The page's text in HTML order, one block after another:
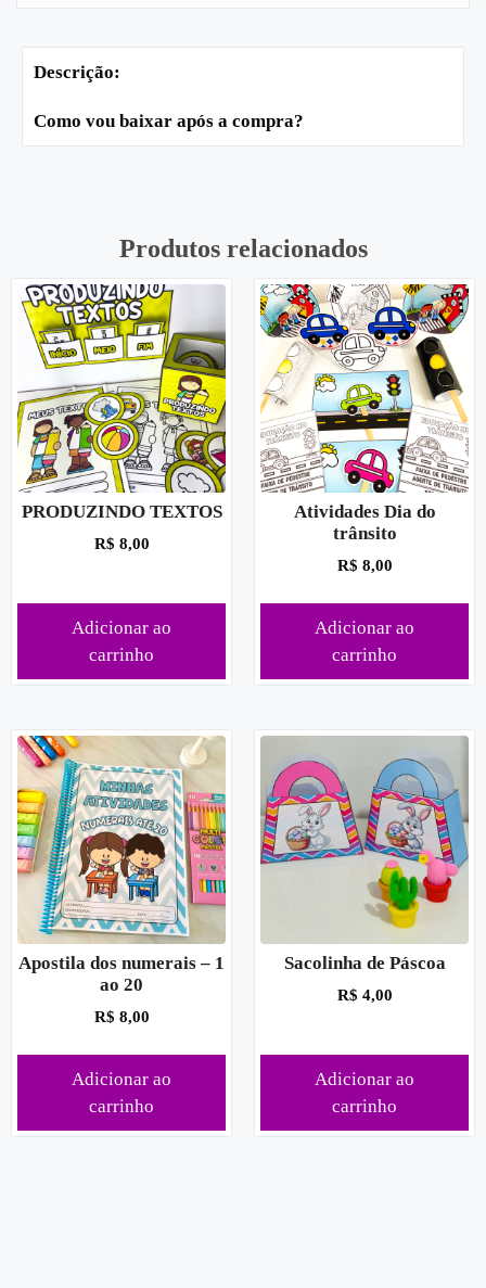
Descrição:
Como vou baixar após a compra?
Produtos relacionados
PRODUZINDO TEXTOS
R$ 8,00
Adicionar ao
carrinho
Atividades Dia do
trânsito
R$ 8,00
Adicionar ao
carrinho
Apostila dos numerais – 1
ao 20
R$ 8,00
Adicionar ao
carrinho
Sacolinha de Páscoa
R$ 4,00
Adicionar ao
carrinho